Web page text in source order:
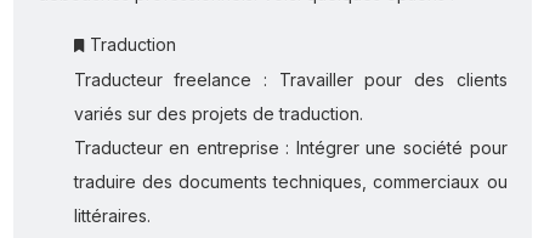
Traduction
Traducteur freelance : Travailler pour des clients
variés sur des projets de traduction.
Traducteur en entreprise : Intégrer une société pour
traduire des documents techniques, commerciaux ou
littéraires.